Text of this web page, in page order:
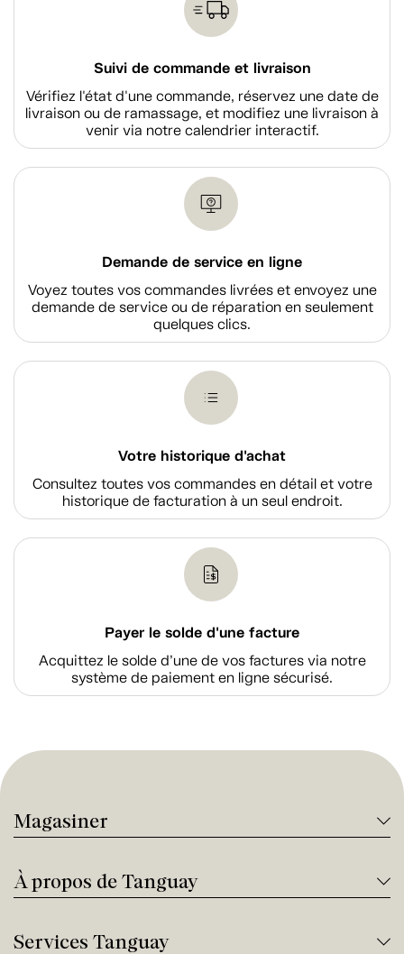
Suivi de commande et livraison
Vérifiez l'état d'une commande, réservez une date de
livraison ou de ramassage, et modifiez une livraison à
venir via notre calendrier interactif.
Demande de service en ligne
Voyez toutes vos commandes livrées et envoyez une
demande de service ou de réparation en seulement
quelques clics.
Votre historique d'achat
Consultez toutes vos commandes en détail et votre
historique de facturation à un seul endroit.
Payer le solde d'une facture
Acquittez le solde d’une de vos factures via notre
système de paiement en ligne sécurisé.
Magasiner
À propos de Tanguay
Services Tanguay